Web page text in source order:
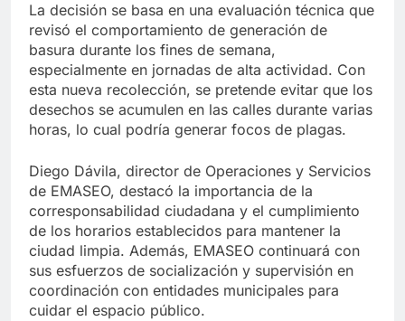
La decisión se basa en una evaluación técnica que
revisó el comportamiento de generación de
basura durante los fines de semana,
especialmente en jornadas de alta actividad. Con
esta nueva recolección, se pretende evitar que los
desechos se acumulen en las calles durante varias
horas, lo cual podría generar focos de plagas.
Diego Dávila, director de Operaciones y Servicios
de EMASEO, destacó la importancia de la
corresponsabilidad ciudadana y el cumplimiento
de los horarios establecidos para mantener la
ciudad limpia. Además, EMASEO continuará con
sus esfuerzos de socialización y supervisión en
coordinación con entidades municipales para
cuidar el espacio público.